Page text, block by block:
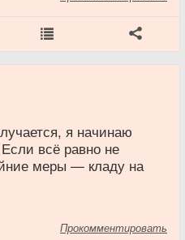
я начинаю
всё равно не
меры — кладу на
Прокомментировать